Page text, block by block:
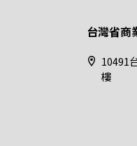
台灣省商
10491
樓